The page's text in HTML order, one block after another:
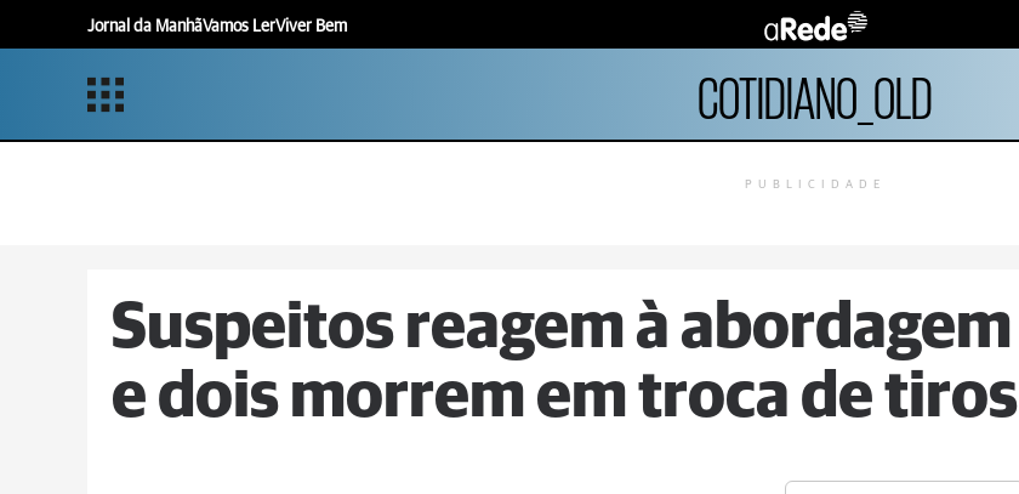
Jornal da ManhãVamos LerViver Bem
COTIDIANO_OLD
PUBLICIDADE
Suspeitos reagem à abordagem
e dois morrem em troca de tiros